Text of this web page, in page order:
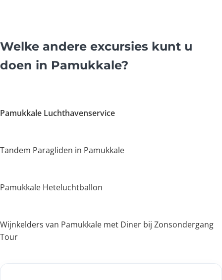
Welke andere excursies kunt u
doen in Pamukkale?
Pamukkale Luchthavenservice
Tandem Paragliden in Pamukkale
Pamukkale Heteluchtballon
Wijnkelders van Pamukkale met Diner bij Zonsondergang
Tour